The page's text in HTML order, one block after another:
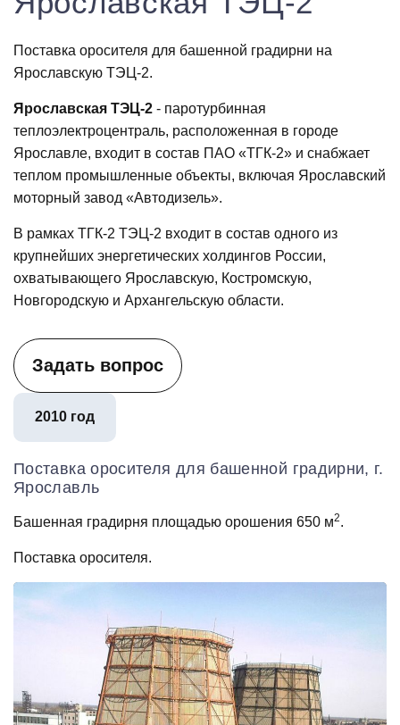
Поставка оросителя для башенной градирни на
Ярославскую ТЭЦ-2.
Ярославская ТЭЦ‑2 - паротурбинная
теплоэлектроцентраль, расположенная в городе
Ярославле, входит в состав ПАО «ТГК‑2» и снабжает
теплом промышленные объекты, включая Ярославский
моторный завод «Автодизель».
В рамках ТГК‑2 ТЭЦ‑2 входит в состав одного из
крупнейших энергетических холдингов России,
охватывающего Ярославскую, Костромскую,
Новгородскую и Архангельскую области.
Задать вопрос
2010 год
Поставка оросителя для башенной градирни, г.
Ярославль
Башенная градирня площадью орошения 650 м2.
Поставка оросителя.